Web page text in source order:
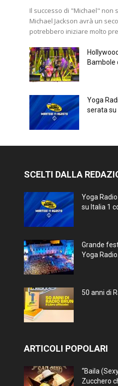
Il successo di "Michael" non
Michael Jackson avrà un
potrebbero iniziare molto
Bambole
Yoga
serata su
SCELTI DALLA
Yoga
su Italia 1
Grande
Yoga
50 anni di
ARTICOLI POPOLARI
“Baila
Zucchero